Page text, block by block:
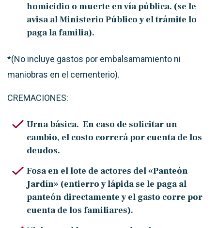
homicidio o muerte en vía pública. (se le
avisa al Ministerio Público y el trámite lo
paga la familia).
*(No incluye gastos por embalsamamiento ni
maniobras en el cementerio).
CREMACIONES:
Urna básica. En caso de solicitar un
cambio, el costo correrá por cuenta de los
deudos.
Fosa en el lote de actores del «Panteón
Jardín» (entierro y lápida se le paga al
panteón directamente y el gasto corre por
cuenta de los familiares).